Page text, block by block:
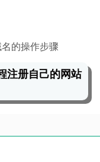
名的操作步骤
注册自己的网站